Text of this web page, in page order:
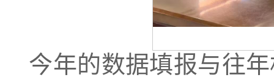
今年的数据填报与往